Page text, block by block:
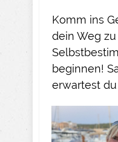
Komm ins
dein Weg
beginnen!
erwartest du